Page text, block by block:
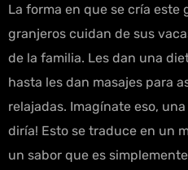
La forma en que se cría este
granjeros cuidan de sus
de la familia. Les dan una
hasta les dan masajes para
relajadas. Imagínate eso,
diría! Esto se traduce en un
un sabor que es